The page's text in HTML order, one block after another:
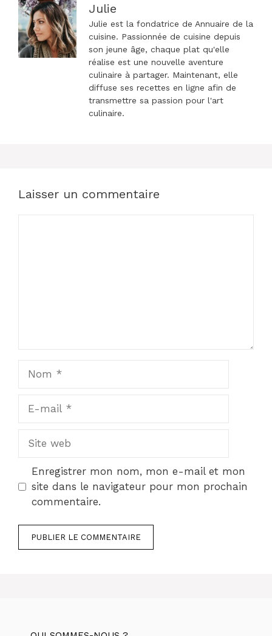
Julie
Julie est la fondatrice de Annuaire de la
cuisine. Passionnée de cuisine depuis
son jeune âge, chaque plat qu'elle
réalise est une nouvelle aventure
culinaire à partager. Maintenant, elle
diffuse ses recettes en ligne afin de
transmettre sa passion pour l'art
culinaire.
Laisser un commentaire
mail
web
Enregistrer mon nom, mon e-mail et mon
site dans le navigateur pour mon prochain
commentaire.